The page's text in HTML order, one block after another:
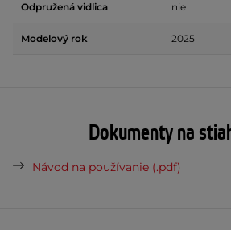
Odpružená vidlica nie
Modelový rok 2025
Dokumenty na
Návod na používanie (.pdf)